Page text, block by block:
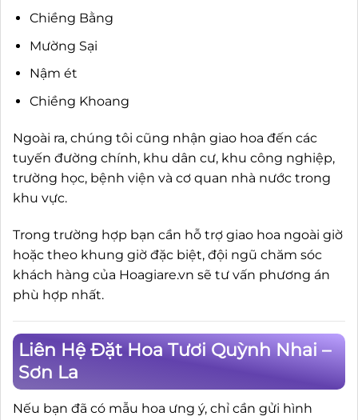
Chiềng Bằng
Mường Sại
Nậm ét
Chiềng Khoang
Ngoài ra, chúng tôi cũng nhận giao hoa đến các
tuyến đường chính, khu dân cư, khu công nghiệp,
trường học, bệnh viện và cơ quan nhà nước trong
khu vực.
Trong trường hợp bạn cần hỗ trợ giao hoa ngoài giờ
hoặc theo khung giờ đặc biệt, đội ngũ chăm sóc
khách hàng của Hoagiare.vn sẽ tư vấn phương án
phù hợp nhất.
Liên Hệ Đặt Hoa Tươi Quỳnh Nhai –
Sơn La
Nếu bạn đã có mẫu hoa ưng ý, chỉ cần gửi hình